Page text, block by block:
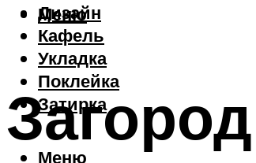
Дизайн
Кафель
Укладка
Поклейка
Затирка
Меню
Меню